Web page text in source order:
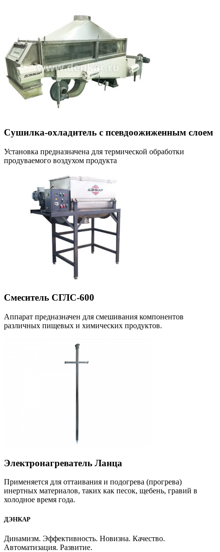
Сушилка-охладитель с псевдоожиженным слоем
Установка предназначена для термической обработки
продуваемого воздухом продукта
Смеситель СГЛС-600
Аппарат предназначен для смешивания компонентов
различных пищевых и химических продуктов.
Электронагреватель Ланца
Применяется для оттаивания и подогрева (прогрева)
инертных материалов, таких как песок, щебень, гравий в
холодное время года.
ДЭНКАР
Динамизм. Эффективность. Новизна. Качество.
Автоматизация. Развитие.